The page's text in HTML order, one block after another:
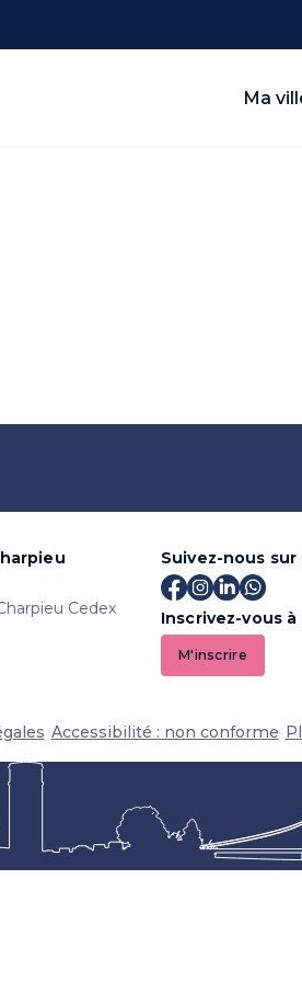
Ma
Cedex
Suivez-nous
Inscrivez-vous
M'inscrire
Accessibilité : non conforme